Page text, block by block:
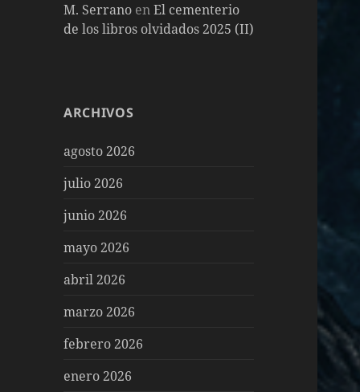
M. Serrano enEl cementerio
de los libros olvidados 2025 (II)
ARCHIVOS
agosto 2026
julio 2026
junio 2026
mayo 2026
abril 2026
marzo 2026
febrero 2026
enero 2026